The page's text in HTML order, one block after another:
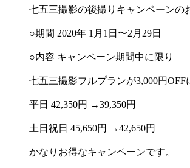
七五三撮影の後撮りキャンペーンの
○期間 2020年 1月1日〜2月29日
○内容 キャンペーン期間中に限り
七五三撮影フルプランが3,000円OFF
平日 42,350円 →39,350円
土日祝日 45,650円 →42,650円
かなりお得なキャンペーンです。